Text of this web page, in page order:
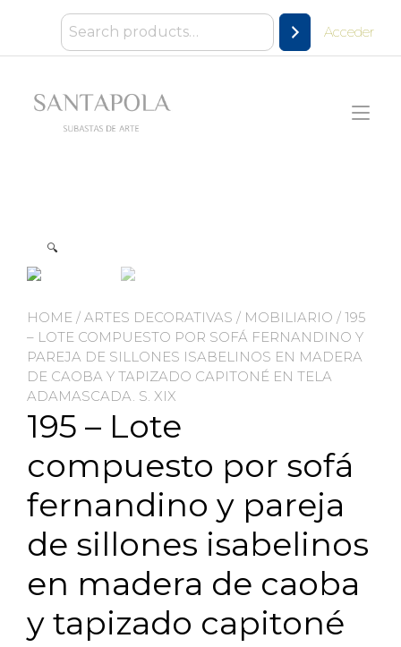
Acceder
🔍
HOME / ARTES DECORATIVAS / MOBILIARIO / 195
– LOTE COMPUESTO POR SOFÁ FERNANDINO Y
PAREJA DE SILLONES ISABELINOS EN MADERA
DE CAOBA Y TAPIZADO CAPITONÉ EN TELA
ADAMASCADA. S. XIX
195 – Lote
compuesto por sofá
fernandino y pareja
de sillones isabelinos
en madera de caoba
y tapizado capitoné